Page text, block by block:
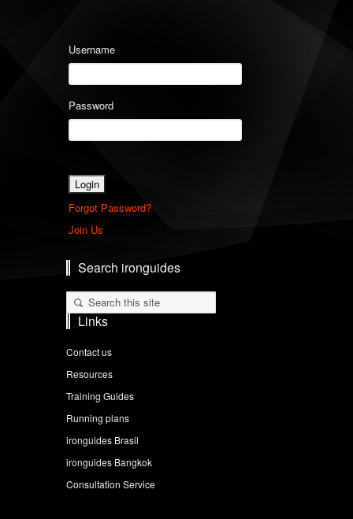
Username
Password
Forgot Password?
Join Us
Search ironguides
Links
Contact us
Resources
Training Guides
Running plans
ironguides Brasil
ironguides Bangkok
Consultation Service